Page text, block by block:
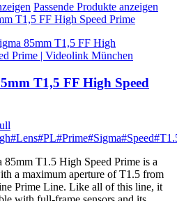
Passende Produkte anzeigen
T1,5 FF High Speed Prime
T1,5 FF High Speed
#Lens#PL#Prime#Sigma#Speed
85mm T1.5 High Speed Prime is a
a maximum aperture of T1.5 from
Prime Line. Like all of this line, it